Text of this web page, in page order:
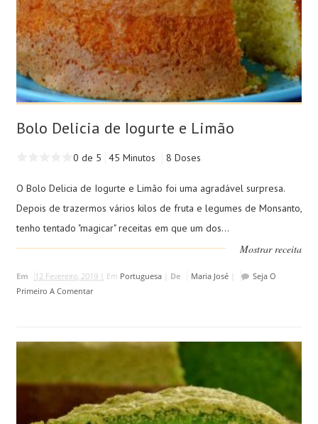
Bolo Delicia de Iogurte e Limão
0 de 5 45 Minutos 8 Doses
O Bolo Delicia de Iogurte e Limão foi uma agradável surpresa.
Depois de trazermos vários kilos de fruta e legumes de Monsanto,
tenho tentado "magicar" receitas em que um dos...
Mostrar receita
Em 12 Fevereiro, 2019 | Em Portuguesa| De Maria José|
Seja O
Primeiro A Comentar